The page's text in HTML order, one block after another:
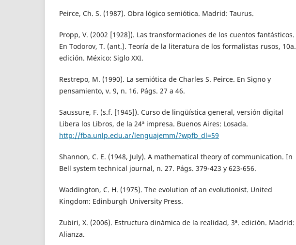
Peirce, Ch. S. (1987). Obra lógico semiótica. Madrid: Taurus.
Propp, V. (2002 [1928]). Las transformaciones de los cuentos fantásticos.
En Todorov, T. (ant.). Teoría de la literatura de los formalistas rusos, 10a.
edición. México: Siglo XXI.
Restrepo, M. (1990). La semiótica de Charles S. Peirce. En Signo y
pensamiento, v. 9, n. 16. Págs. 27 a 46.
Saussure, F. (s.f. [1945]). Curso de lingüística general, versión digital
Libera los Libros, de la 24ª impresa. Buenos Aires: Losada.
http://fba.unlp.edu.ar/lenguajemm/?wpfb_dl=59
Shannon, C. E. (1948, July). A mathematical theory of communication. In
Bell system technical journal, n. 27. Págs. 379-423 y 623-656.
Waddington, C. H. (1975). The evolution of an evolutionist. United
Kingdom: Edinburgh University Press.
Zubiri, X. (2006). Estructura dinámica de la realidad, 3ª. edición. Madrid:
Alianza.